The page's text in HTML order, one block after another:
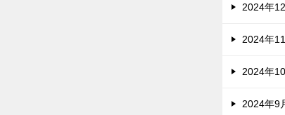
2024年
2024年
2024年
2024年9